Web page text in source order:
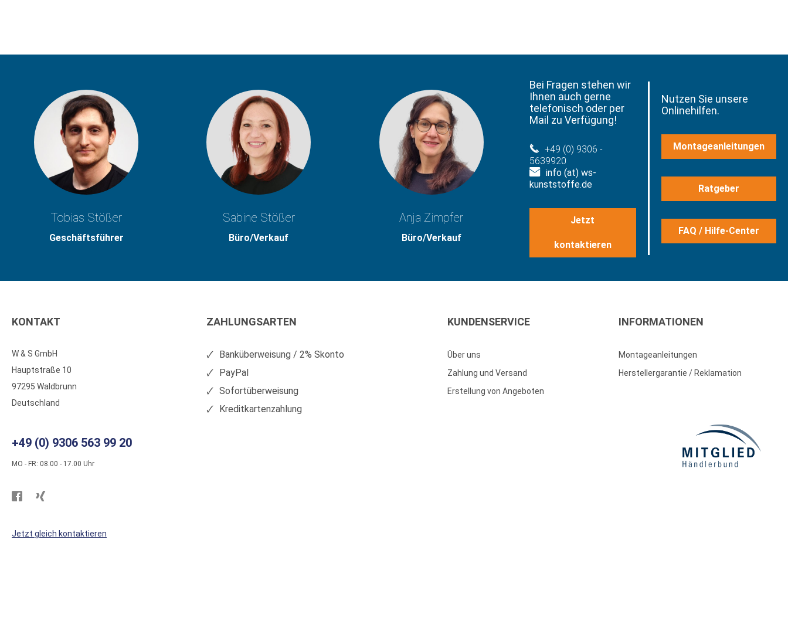
Tobias Stößer
Geschäftsführer
Sabine Stößer
Büro/Verkauf
Anja Zimpfer
Büro/Verkauf
Bei Fragen stehen wir
Ihnen auch gerne
telefonisch oder per
Mail zu Verfügung!
+49 (0) 9306 -
5639920
info (at) ws-
kunststoffe.de
Jetzt
kontaktieren
Nutzen Sie unsere
Onlinehilfen.
Montageanleitungen
Ratgeber
FAQ / Hilfe-Center
KONTAKT
W & S GmbH
Hauptstraße 10
97295 Waldbrunn
Deutschland
+49 (0) 9306 563 99 20
MO - FR: 08.00 - 17.00 Uhr
Besuchen
WS
WS
Jetzt gleich kontaktieren
ZAHLUNGSARTEN
Banküberweisung / 2% Skonto
PayPal
Sofortüberweisung
Kreditkartenzahlung
KUNDENSERVICE
Über uns
Zahlung und Versand
Erstellung von Angeboten
INFORMATIONEN
Montageanleitungen
Herstellergarantie / Reklamation